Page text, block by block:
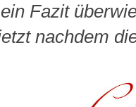
Fazit
nachdem